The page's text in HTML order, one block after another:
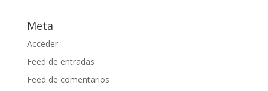
Meta
Acceder
Feed de entradas
Feed de comentarios